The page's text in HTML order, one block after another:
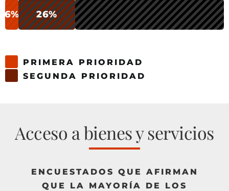
6% 26%
PRIMERA PRIORIDAD
SEGUNDA PRIORIDAD
Acceso a bienes y servicios
ENCUESTADOS QUE AFIRMAN
QUE LA MAYORÍA DE LOS